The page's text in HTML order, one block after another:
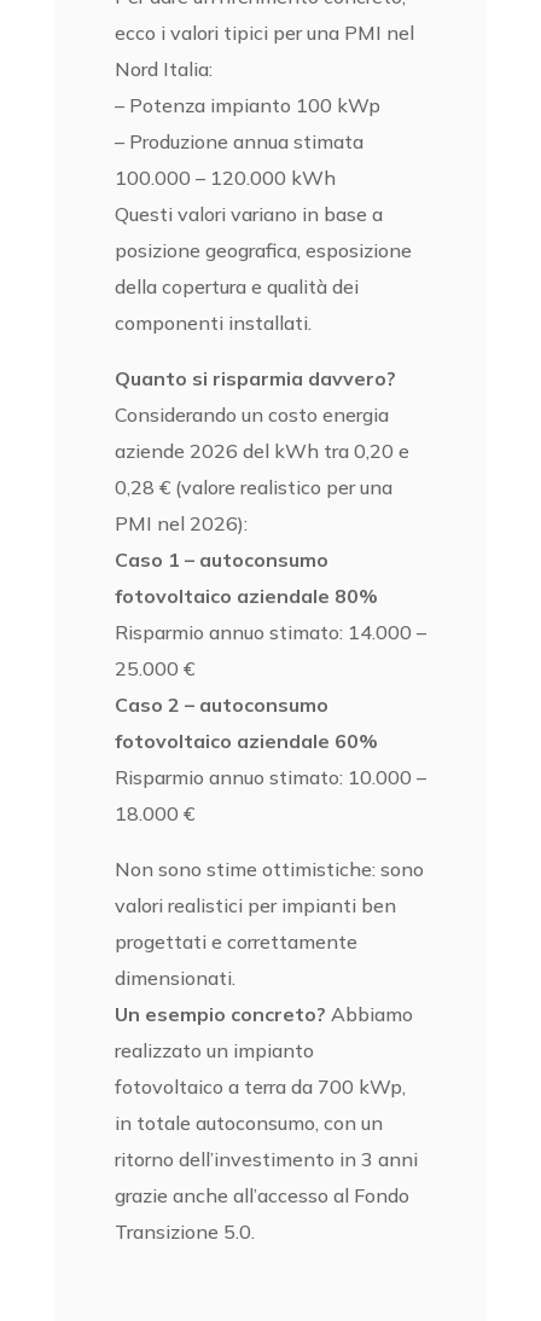
ecco i valori tipici per una PMI nel
Nord Italia:
– Potenza impianto 100 kWp
– Produzione annua stimata
100.000 – 120.000 kWh
Questi valori variano in base a
posizione geografica, esposizione
della copertura e qualità dei
componenti installati.
Quanto si risparmia davvero?
Considerando un costo energia
aziende 2026 del kWh tra 0,20 e
0,28 € (valore realistico per una
PMI nel 2026):
Caso 1 – autoconsumo
fotovoltaico aziendale 80%
Risparmio annuo stimato: 14.000 –
25.000 €
Caso 2 – autoconsumo
fotovoltaico aziendale 60%
Risparmio annuo stimato: 10.000 –
18.000 €
Non sono stime ottimistiche: sono
valori realistici per impianti ben
progettati e correttamente
dimensionati.
Un esempio concreto? Abbiamo
realizzato un impianto
fotovoltaico a terra da 700 kWp,
in totale autoconsumo, con un
ritorno dell’investimento in 3 anni
grazie anche all’accesso al Fondo
Transizione 5.0.